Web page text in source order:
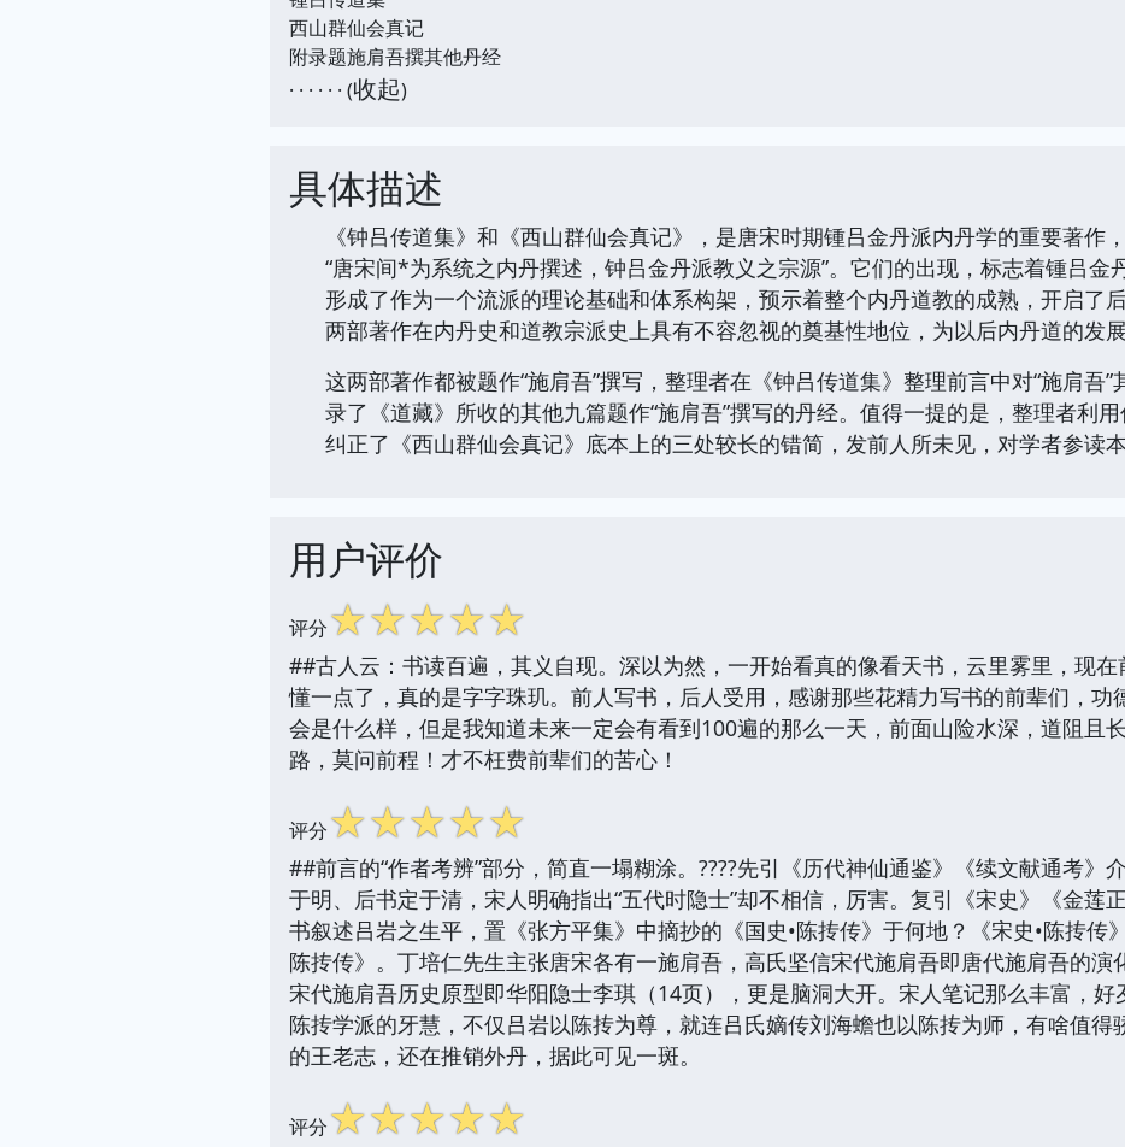
西山群仙会真记
附录题施肩吾撰其他丹经
· · · · · · (收起)
具体描述
《钟吕传道集》和《西山群仙会真记》，是唐宋时期锺吕金丹派内丹学的重要著作
“唐宋间*为系统之内丹撰述，钟吕金丹派教义之宗源”。它们的出现，标志着锺吕金
形成了作为一个流派的理论基础和体系构架，预示着整个内丹道教的成熟，开启了
两部著作在内丹史和道教宗派史上具有不容忽视的奠基性地位，为以后内丹道的发
这两部著作都被题作“施肩吾”撰写，整理者在《钟吕传道集》整理前言中对“施肩吾
录了《道藏》所收的其他九篇题作“施肩吾”撰写的丹经。值得一提的是，整理者利
纠正了《西山群仙会真记》底本上的三处较长的错简，发前人所未见，对学者参读本
用户评价
评分☆☆☆☆☆
##古人云：书读百遍，其义自现。深以为然，一开始看真的像看天书，云里雾里，现
懂一点了，真的是字字珠玑。前人写书，后人受用，感谢那些花精力写书的前辈们，
会是什么样，但是我知道未来一定会有看到100遍的那么一天，前面山险水深，道阻
路，莫问前程！才不枉费前辈们的苦心！
评分☆☆☆☆☆
##前言的“作者考辨”部分，简直一塌糊涂。????先引《历代神仙通鉴》《续文献通考》
于明、后书定于清，宋人明确指出“五代时隐士”却不相信，厉害。复引《宋史》《金莲
书叙述吕岩之生平，置《张方平集》中摘抄的《国史•陈抟传》于何地？《宋史•陈抟传
陈抟传》。丁培仁先生主张唐宋各有一施肩吾，高氏坚信宋代施肩吾即唐代施肩吾的演
宋代施肩吾历史原型即华阳隐士李琪（14页），更是脑洞大开。宋人笔记那么丰富，
陈抟学派的牙慧，不仅吕岩以陈抟为尊，就连吕氏嫡传刘海蟾也以陈抟为师，有啥值
的王老志，还在推销外丹，据此可见一斑。
评分☆☆☆☆☆